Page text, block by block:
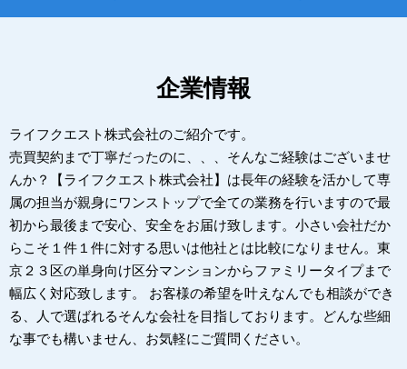
企業情報
ライフクエスト株式会社のご紹介です。
売買契約まで丁寧だったのに、、、そんなご経験はございませ
んか？【ライフクエスト株式会社】は長年の経験を活かして専
属の担当が親身にワンストップで全ての業務を行いますので最
初から最後まで安心、安全をお届け致します。小さい会社だか
らこそ１件１件に対する思いは他社とは比較になりません。東
京２３区の単身向け区分マンションからファミリータイプまで
幅広く対応致します。 お客様の希望を叶えなんでも相談ができ
る、人で選ばれるそんな会社を目指しております。どんな些細
な事でも構いません、お気軽にご質問ください。